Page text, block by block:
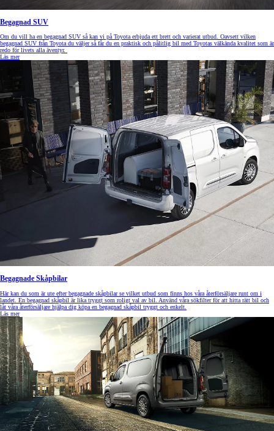
Begagnad SUV
Om du vill ha en begagnad SUV så kan vi på Toyota erbjuda ett brett och varierat utbud. Oavsett vilken
begagnad SUV från Toyota du väljer så får du en praktisk och pålitlig bil med Toyotas välkända kvalitet som är
redo för livets alla äventyr.
Läs mer
Begagnade Skåpbilar
Här kan du som är ute efter begagnade skåpbilar se vilket utbud som finns hos våra återförsäljare runt om i
landet. En begagnad skåpbil är lika tryggt som roligt val av bil. Använd våra sökfilter för att hitta rätt bil och
låt våra återförsäljare hjälpa dig köpa en begagnad skåpbil tryggt och enkelt.
Läs mer